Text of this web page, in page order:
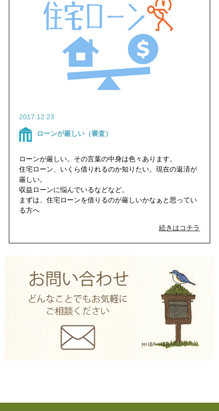
管理業って面白い
2017.12.23
ローンが厳しい（審査）
ローンが厳しい。その言葉の中身は色々あります。
住宅ローン、いくら借りれるのか知りたい。現在の返済が
厳しい。
収益ローンに悩んでいるなどなど。
まずは、住宅ローンを借りるのが厳しいかなぁと思ってい
る方へ
続きはコチラ